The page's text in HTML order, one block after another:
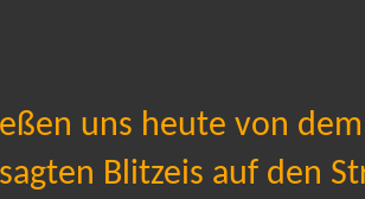
uns heute von
Blitzeis auf den